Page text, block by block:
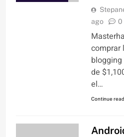
ago
0
comprar
de
el…
Continue